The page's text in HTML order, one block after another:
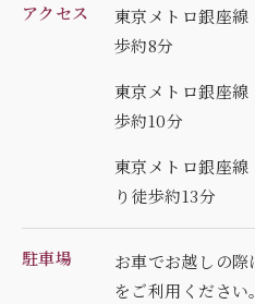
アクセス
東京メトロ銀座
歩約8分
東京メトロ銀座
歩約10分
東京メトロ銀座
り徒歩約13分
駐車場
お車でお越しの
をご利用ください。